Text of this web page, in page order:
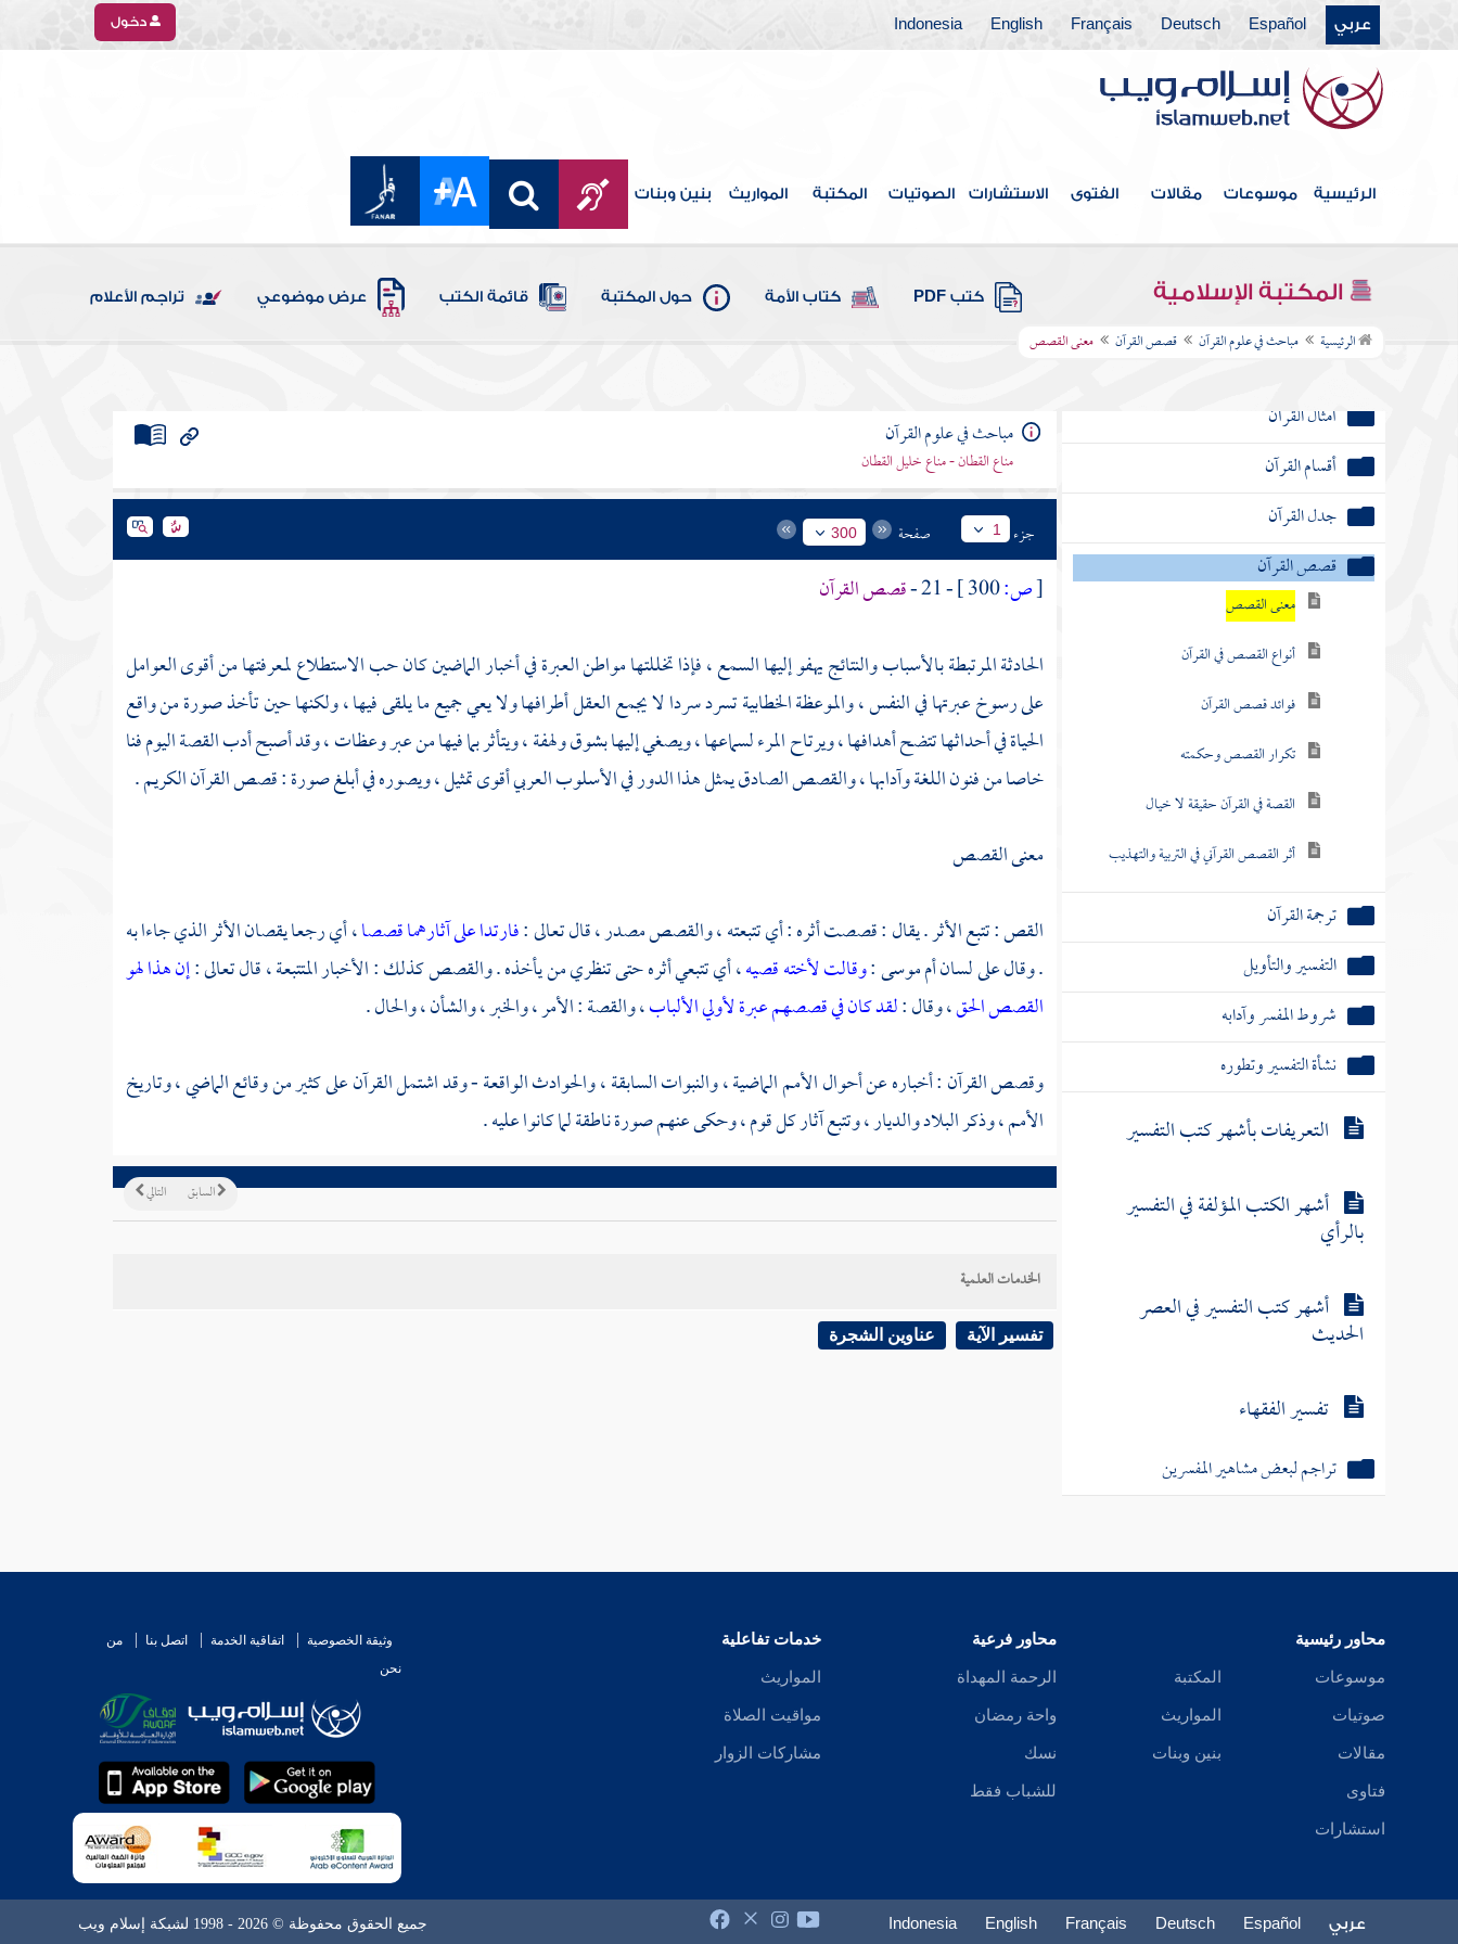
عربي Español
Deutsch
Français
English
Indonesia دخول
الرئيسية موسوعات مقالات الفتوى الاستشارات الصوتيات المكتبة المواريث بنين وبنات
المكتبة الإسلامية كتب PDF كتاب الأمة حول المكتبة قائمة الكتب عرض موضوعي تراجم الأعلام
الرئيسية مباحث في علوم القرآن قصص القرآن معنى القصص
القراءات والقراء
القواعد التي يحتاج إليها المفسر
الفرق بين المحكم والمتشابه
المنطوق والمفهوم
أمثال القرآن
أقسام القرآن
جدل القرآن
قصص القرآن
معنى القصص
أنواع القصص في القرآن
فوائد قصص القرآن
تكرار القصص وحكمته
القصة في القرآن حقيقة لا خيال
أثر القصص القرآني في التربية والتهذيب
ترجمة القرآن
التفسير والتأويل
شروط المفسر وآدابه
نشأة التفسير وتطوره
التعريفات بأشهر كتب التفسير
أشهر الكتب المؤلفة في التفسير
بالرأي
أشهر كتب التفسير في العصر
الحديث
تفسير الفقهاء
تراجم لبعض مشاهير المفسرين
مباحث في علوم القرآن
مناع القطان - مناع خليل القطان
جزء 1 صفحة 300
[ص: - 21 -
قصص القرآن
الحادثة المرتبطة بالأسباب والنتائج يهفو إليها السمع ، فإذا تخللتها مواطن العبرة في أخبار الماضين كان حب الاستطلاع لمعرفتها من أقوى العوامل
على رسوخ عبرتها في النفس ، والموعظة الخطابية تسرد سردا لا يجمع العقل أطرافها ولا يعي جميع ما يلقى فيها ، ولكنها حين تأخذ صورة من واقع
الحياة في أحداثها تتضح أهدافها ، ويرتاح المرء لسماعها ، ويصغي إليها بشوق ولهفة ، ويتأثر بما فيها من عبر وعظات ، وقد أصبح أدب القصة اليوم فنا
خاصا من فنون اللغة وآدابها ، والقصص الصادق يمثل هذا الدور في الأسلوب العربي أقوى تمثيل ، ويصوره في أبلغ صورة : قصص القرآن الكريم .
معنى القصص
القص : تتبع الأثر . يقال : قصصت أثره : أي تتبعته ، والقصص مصدر ، قال تعالى :فارتدا على آثارهما قصصا، أي رجعا يقصان الأثر الذي جاءا به
. وقال على لسانأم موسى:وقالت لأخته قصيه، أي تتبعي أثره حتى تنظري من يأخذه . والقصص كذلك : الأخبار المتتبعة ، قال تعالى :إن هذا لهو
القصص الحق، وقال :لقد كان في قصصهم عبرة لأولي الألباب، والقصة : الأمر ، والخبر ، والشأن ، والحال .
وقصص القرآن : أخباره عن أحوال الأمم الماضية ، والنبوات السابقة ، والحوادث الواقعة - وقد اشتمل القرآن على كثير من وقائع الماضي ، وتاريخ
الأمم ، وذكر البلاد والديار ، وتتبع آثار كل قوم ، وحكى عنهم صورة ناطقة لما كانوا عليه .
التالي السابق
الخدمات العلمية
تفسير الآية عناوين الشجرة
محاور رئيسية
موسوعات
صوتيات
مقالات
فتاوى
استشارات
المكتبة
المواريث
بنين وبنات
محاور فرعية
الرحمة المهداة
واحة رمضان
نسك
للشباب فقط
خدمات تفاعلية
المواريث
مواقيت الصلاة
مشاركات الزوار
وثيقة الخصوصية اتفاقية الخدمة اتصل بنا
من
نحن
عربي Español
Deutsch
Français
English
Indonesia جميع الحقوق محفوظة © 2026 - 1998 لشبكة إسلام ويب